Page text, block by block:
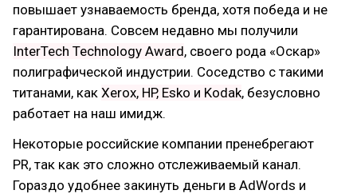
повышает узнаваемость бренда, хотя победа и не
гарантирована. Совсем недавно мы получили
InterTech Technology Award, своего рода «Оскар»
полиграфической индустрии. Соседство с такими
титанами, как Xerox, HP, Esko и Kodak, безусловно
работает на наш имидж.
Некоторые российские компании пренебрегают
PR, так как это сложно отслеживаемый канал.
Гораздо удобнее закинуть деньги в AdWords и